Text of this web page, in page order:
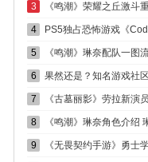
3 《鸣潮》荣耀之丘激斗
4 PS5独占恐怖游戏《
5 《鸣潮》琳奈配队一图
6 果然还是？知名游戏社
7 《古墓丽影》劳拉新演
8 《鸣潮》琳奈角色介绍
9 《无畏契约手游》勇士